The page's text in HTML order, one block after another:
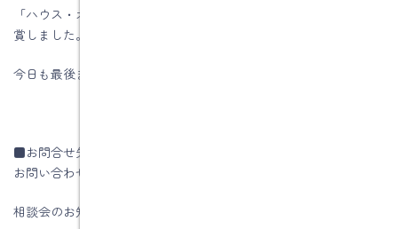
「ハウス・オブ・ザ・イヤー・イン・エナジー2019」優秀賞を受
賞しました。
今日も最後までお読みいただき、ありがとうございます♪
■お問合せ先
お問い合わせはコチラです
相談会のお知らせです。